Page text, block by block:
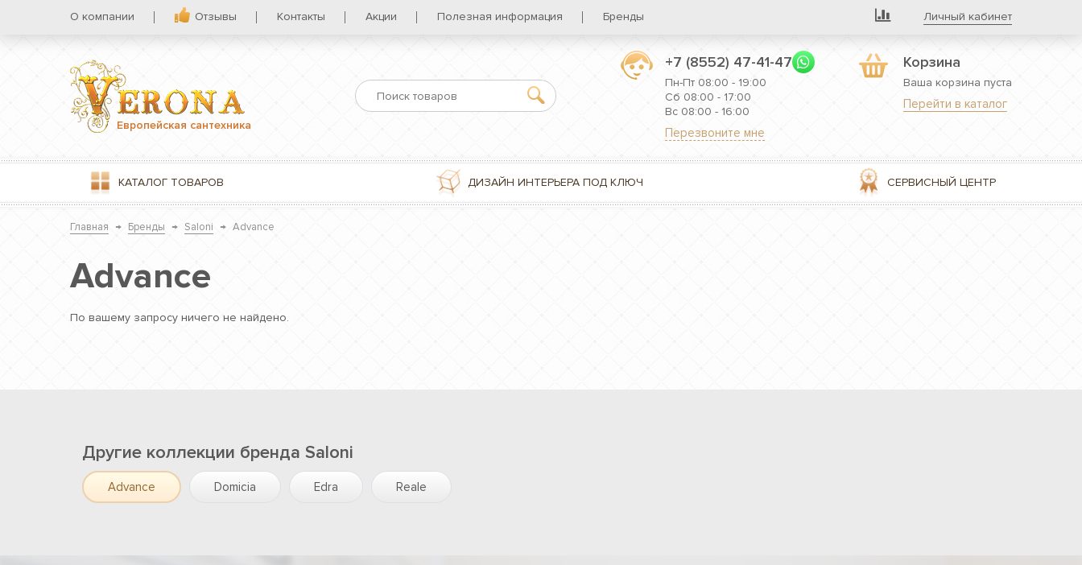
О компании Отзывы Контакты Акции Полезная информация Бренды Личный кабинет
Европейская сантехника
Корзина
Ваша корзина пуста
Перейти в каталог
+7 (8552) 47-41-47
Пн-Пт 08:00 - 19:00
Сб 08:00 - 17:00
Вс 08:00 - 16:00
Перезвоните мне
КАТАЛОГ ТОВАРОВ ДИЗАЙН ИНТЕРЬЕРА ПОД КЛЮЧ СЕРВИСНЫЙ ЦЕНТР
Главная → Бренды → Saloni → Advance
Advance
По вашему запросу ничего не найдено.
Другие коллекции бренда Saloni
Advance Domicia Edra Reale